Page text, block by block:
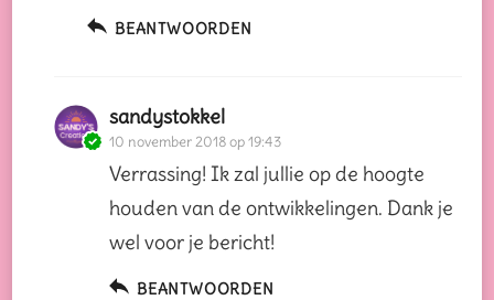
BEANTWOORDEN
sandystokkel
10 november 2018 op 19:43
Verrassing! Ik zal jullie op de hoogte
houden van de ontwikkelingen. Dank je
wel voor je bericht!
BEANTWOORDEN